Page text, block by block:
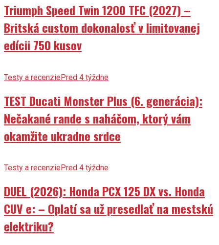
Triumph Speed Twin 1200 TFC (2027) –
Britská custom dokonalosť v limitovanej
edícii 750 kusov
Testy a recenziePred 4 týždne
TEST Ducati Monster Plus (6. generácia):
Nečakané rande s naháčom, ktorý vám
okamžite ukradne srdce
Testy a recenziePred 4 týždne
DUEL (2026): Honda PCX 125 DX vs. Honda
CUV e: – Oplatí sa už presedlať na mestskú
elektriku?